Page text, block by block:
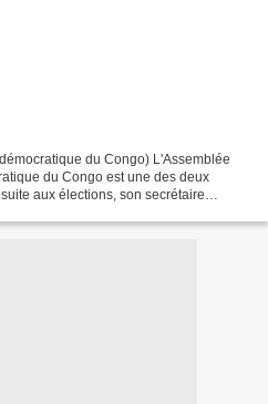
du Congo) L'Assemblée
du Congo est une des deux
aux élections, son secrétaire